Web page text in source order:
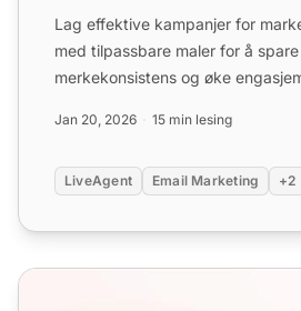
Lag effektive kampanjer for
med tilpassbare maler for å
merkekonsistens og øke
Jan 20, 2026 15 min lesing
LiveAgent Email Marketing +2
Innholdsbaserte E-postmaler